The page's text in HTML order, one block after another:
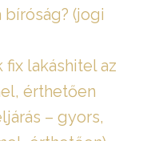
(jogi
fix lakáshitel az
érthetően
– gyors,